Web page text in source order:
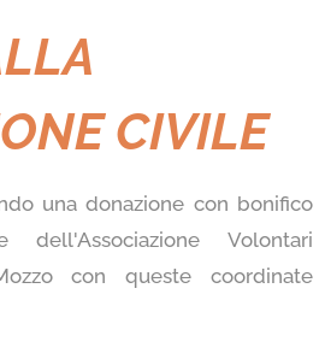
CIVILE
una donazione con bonifico
Volontari
con queste coordinate